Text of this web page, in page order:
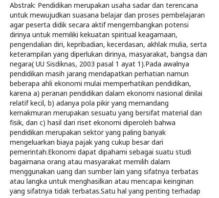
Abstrak: Pendidikan merupakan usaha sadar dan terencana
untuk mewujudkan suasana belajar dan proses pembelajaran
agar peserta didik secara aktif mengembangkan potensi
dirinya untuk memiliki kekuatan spiritual keagamaan,
pengendalian diri, kepribadian, kecerdasan, akhlak mulia, serta
keterampilan yang diperlukan dirinya, masyarakat, bangsa dan
negara( UU Sisdiknas, 2003 pasal 1 ayat 1).Pada awalnya
pendidikan masih jarang mendapatkan perhatian namun
beberapa ahli ekonomi mulai memperhatikan pendidikan,
karena a) peranan pendidikan dalam ekonomi nasional dinilai
relatif kecil, b) adanya pola pikir yang memandang
kemakmuran merupakan sesuatu yang bersifat material dan
fisik, dan c) hasil dari riset ekonomi diperoleh bahwa
pendidikan merupakan sektor yang paling banyak
mengeluarkan biaya pajak yang cukup besar dari
pemerintah.Ekonomi dapat dipahami sebagai suatu studi
bagaimana orang atau masyarakat memilih dalam
menggunakan uang dan sumber lain yang sifatnya terbatas
atau langka untuk menghasilkan atau mencapai keinginan
yang sifatnya tidak terbatas.Satu hal yang penting terhadap